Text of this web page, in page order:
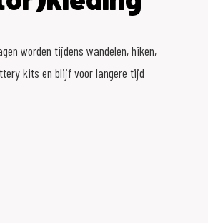
worden tijdens wandelen, hiken,
kits en blijf voor langere tijd